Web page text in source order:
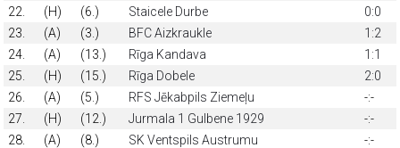
22.
(H) (6.) Staicele Durbe
0:0
23.
(A) (3.) BFC Aizkraukle
1:2
24.
(A) (13.) Rīga Kandava
1:1
25.
(H) (15.) Rīga Dobele
2:0
26.
(A) (5.) RFS Jēkabpils Ziemeļu
-:-
27.
(H) (12.) Jurmala 1 Gulbene 1929
-:-
28.
(A) (8.) SK Ventspils Austrumu
-:-